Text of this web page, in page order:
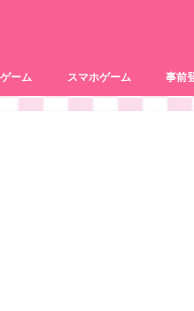
ーム スマホゲーム
リズムゲーム
パズルゲーム
PCゲーム
ブラウザゲーム
恋愛系
事前